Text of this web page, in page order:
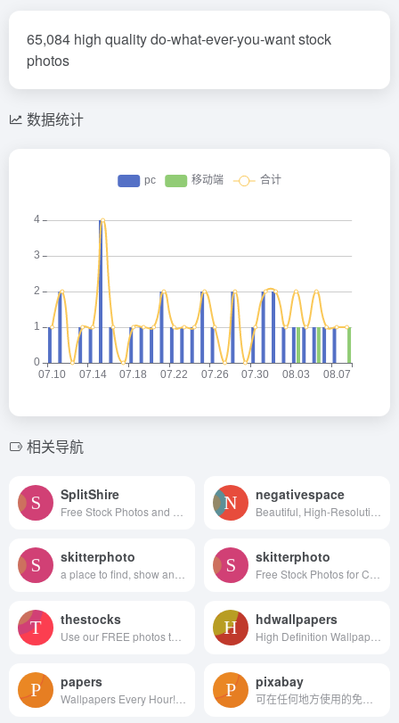
65,084 high quality do-what-ever-you-want stock
photos
数据统计
相关导航
SplitShire negativespace
skitterphoto skitterphoto
thestocks hdwallpapers
papers pixabay